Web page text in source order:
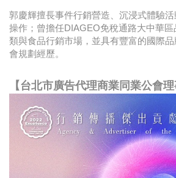
郭慶輝擅長事件行銷營造、沉浸式體驗
操作；曾擔任DIAGEO免稅通路大中華
類與食品行銷市場，並具有豐富的國際
會規劃經歷。
【台北市廣告代理商業同業公會理